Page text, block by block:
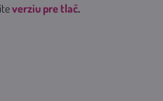
verziu pre tlač.